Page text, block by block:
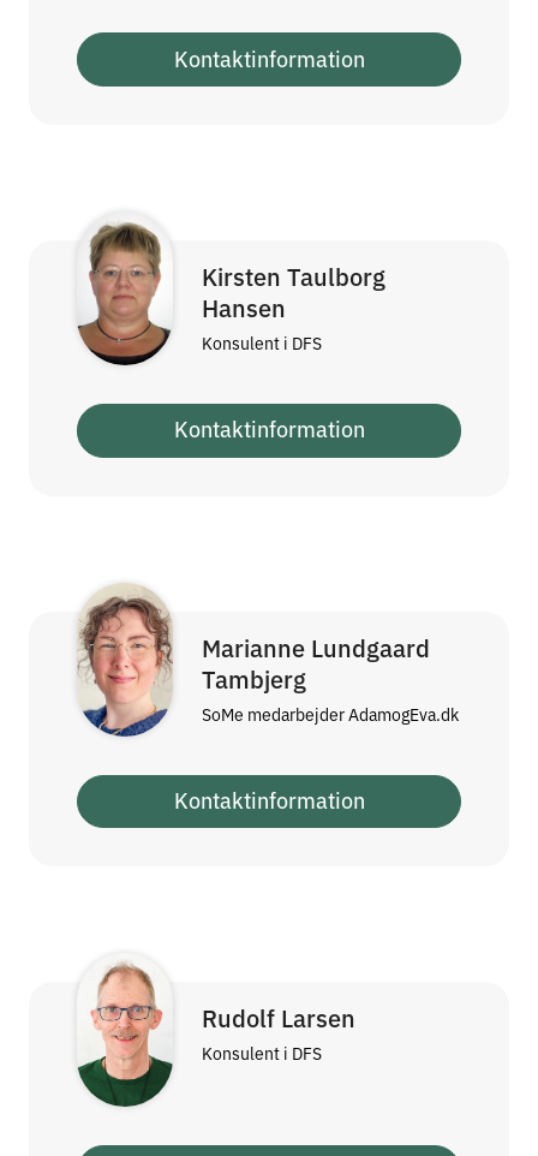
Kontaktinformation
Kirsten Taulborg
Hansen
Konsulent i DFS
Kontaktinformation
Marianne Lundgaard
Tambjerg
SoMe medarbejder AdamogEva.dk
Kontaktinformation
Rudolf Larsen
Konsulent i DFS